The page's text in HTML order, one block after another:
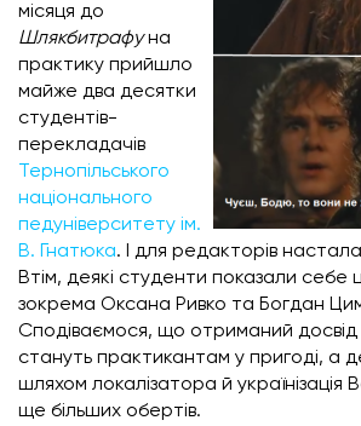
місяця до
Шлякбитрафуна
практику прийшло
майже два десятки
студентів-
перекладачів
Тернопільського
національного
педуніверситету ім.
В. Гнатюка. І для редакторів
Втім, деякі студенти показали себе
зокрема Оксана Ривко та Богдан
Сподіваємося, що отриманий досвід
стануть практикантам у пригоді, а
шляхом локалізатора й українізація
ще більших обертів.